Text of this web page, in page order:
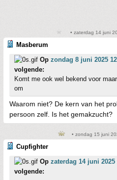
• zaterdag 14 juni
Masberum
Op zondag 8 juni 2025
volgende:
Komt me ook wel bekend voor
om
Waarom niet? De kern van het
persoon zelf. Is het gemakzucht?
• zondag 15 juni
Cupfighter
Op zaterdag 14 juni 2025
volgende: